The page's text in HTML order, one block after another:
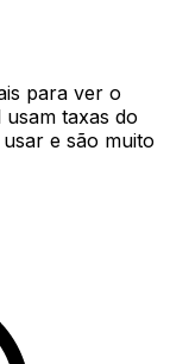
para ver o
taxas do
e são muito